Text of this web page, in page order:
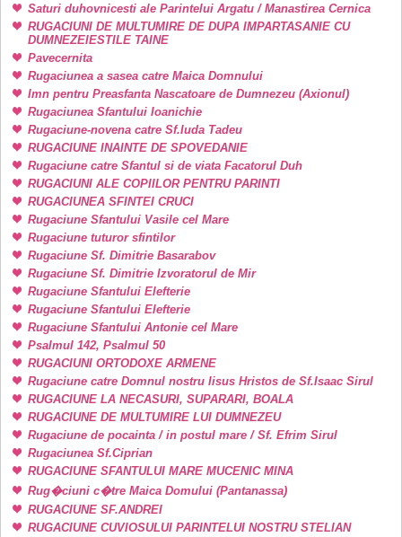
Saturi duhovnicesti ale Parintelui Argatu / Manastirea Cernica
RUGACIUNI DE MULTUMIRE DE DUPA IMPARTASANIE CU
DUMNEZEIESTILE TAINE
Pavecernita
Rugaciunea a sasea catre Maica Domnului
Imn pentru Preasfanta Nascatoare de Dumnezeu (Axionul)
Rugaciunea Sfantului Ioanichie
Rugaciune-novena catre Sf.Iuda Tadeu
RUGACIUNE INAINTE DE SPOVEDANIE
Rugaciune catre Sfantul si de viata Facatorul Duh
RUGACIUNI ALE COPIILOR PENTRU PARINTI
RUGACIUNEA SFINTEI CRUCI
Rugaciune Sfantului Vasile cel Mare
Rugaciune tuturor sfintilor
Rugaciune Sf. Dimitrie Basarabov
Rugaciune Sf. Dimitrie Izvoratorul de Mir
Rugaciune Sfantului Elefterie
Rugaciune Sfantului Elefterie
Rugaciune Sfantului Antonie cel Mare
Psalmul 142, Psalmul 50
RUGACIUNI ORTODOXE ARMENE
Rugaciune catre Domnul nostru Iisus Hristos de Sf.Isaac Sirul
RUGACIUNE LA NECASURI, SUPARARI, BOALA
RUGACIUNE DE MULTUMIRE LUI DUMNEZEU
Rugaciune de pocainta / in postul mare / Sf. Efrim Sirul
Rugaciunea Sf.Ciprian
RUGACIUNE SFANTULUI MARE MUCENIC MINA
Rug�ciuni c�tre Maica Domului (Pantanassa)
RUGACIUNE SF.ANDREI
RUGACIUNE CUVIOSULUI PARINTELUI NOSTRU STELIAN